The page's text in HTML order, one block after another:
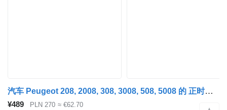
汽车 Peugeot 208, 2008, 308, 3008, 508, 5008 的 正时皮带 Peugeot 1610577780
¥489 PLN 270 ≈ €62.70